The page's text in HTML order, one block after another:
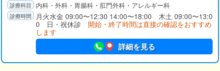
内科・外科・胃腸科・肛門外科・アレルギー科
月火水金 09:00〜12:30 14:00〜18:00 木土 09:00〜13:0
0 日・祝休診 開始・終了時間は直接の確認をおすすめ
します
詳細を見る